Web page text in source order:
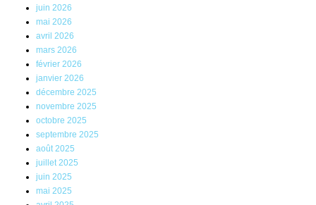
juin 2026
mai 2026
avril 2026
mars 2026
février 2026
janvier 2026
décembre 2025
novembre 2025
octobre 2025
septembre 2025
août 2025
juillet 2025
juin 2025
mai 2025